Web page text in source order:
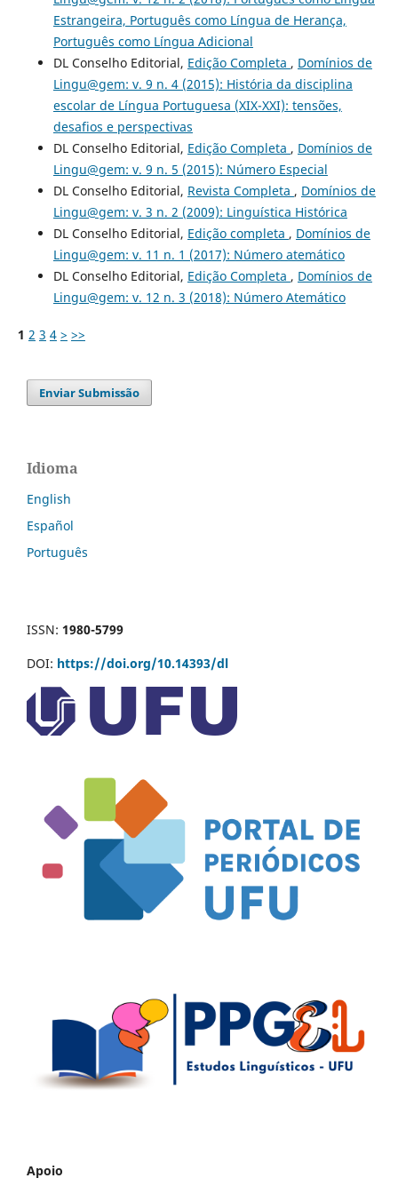
Estrangeira, Português como Língua de Herança,
Português como Língua Adicional
DL Conselho Editorial, Edição Completa , Domínios de
Lingu@gem: v. 9 n. 4 (2015): História da disciplina
escolar de Língua Portuguesa (XIX-XXI): tensões,
desafios e perspectivas
DL Conselho Editorial, Edição Completa , Domínios de
Lingu@gem: v. 9 n. 5 (2015): Número Especial
DL Conselho Editorial, Revista Completa , Domínios de
Lingu@gem: v. 3 n. 2 (2009): Linguística Histórica
DL Conselho Editorial, Edição completa , Domínios de
Lingu@gem: v. 11 n. 1 (2017): Número atemático
DL Conselho Editorial, Edição Completa , Domínios de
Lingu@gem: v. 12 n. 3 (2018): Número Atemático
1 2 3 4 > >>
Enviar Submissão
Idioma
English
Español
Português
ISSN: 1980-5799
DOI: https://doi.org/10.14393/dl
Apoio